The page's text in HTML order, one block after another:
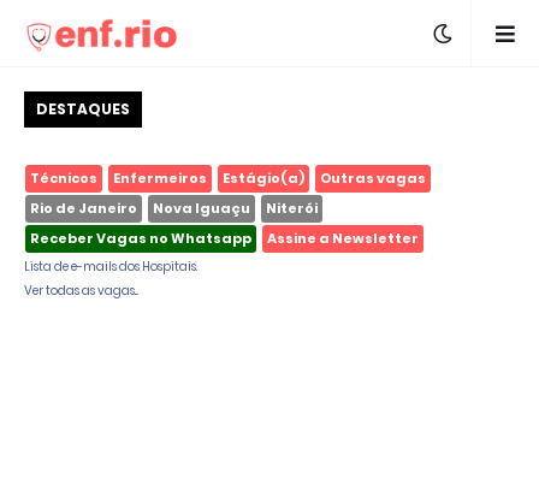
DESTAQUES
Técnicos Enfermeiros Estágio(a)
Outras vagas
Rio de Janeiro
Nova Iguaçu
Niterói
Receber Vagas no Whatsapp
Assine a Newsletter
Lista de e-mails dos Hospitais.
Ver todas as vagas...